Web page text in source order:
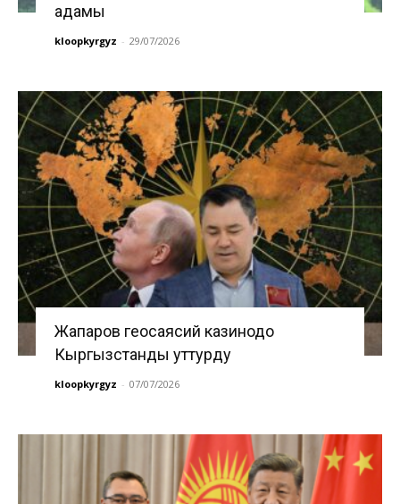
адамы
kloopkyrgyz - 29/07/2026
Жапаров геосаясий казинодо
Кыргызстанды уттурду
kloopkyrgyz - 07/07/2026